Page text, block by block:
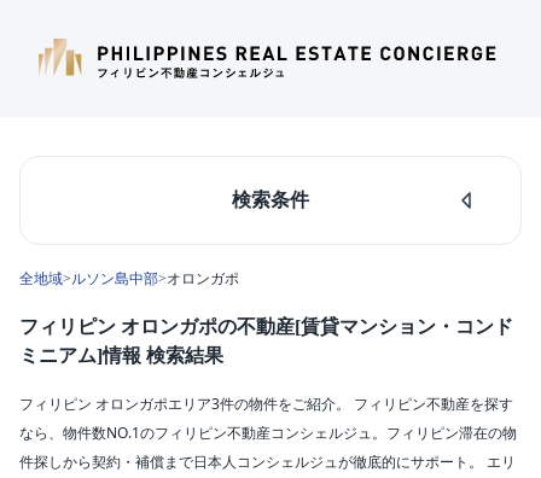
検索条件
マカティ
タギッグ
ケソンシティ
ダパオ
セブシティ
カラバルソン
全地域>ルソン島中部>オロンガポ
フィリピン オロンガポの不動産[賃貸マンション・コンド
ミニアム]情報 検索結果
フィリピン オロンガポエリア3件の物件をご紹介。 フィリピン不動産を探す
なら、物件数NO.1のフィリピン不動産コンシェルジュ。フィリピン滞在の物
件探しから契約・補償まで日本人コンシェルジュが徹底的にサポート。 エリ